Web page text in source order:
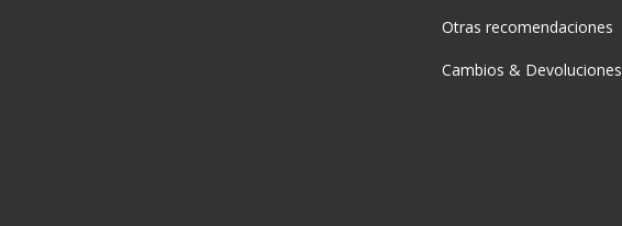
Otras recomendaciones
Cambios & Devoluciones